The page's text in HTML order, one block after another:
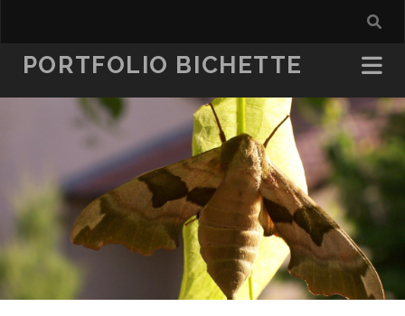
PORTFOLIO BICHETTE